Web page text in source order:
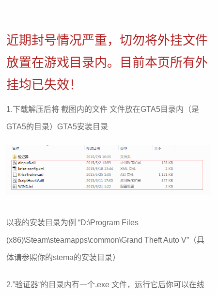
近期封号情况严重，切勿将外挂文件
放置在游戏目录内。目前本页所有外
挂均已失效！
1.下载解压后将 截图内的文件 文件放在GTA5目录内（是
GTA5的目录）GTA5安装目录
以我的安装目录为例 “D:\Program Files
(x86)\Steam\steamapps\common\Grand Theft Auto V”（具
体请参照你的stema的安装目录）
2.”验证器“的目录内有一个.exe 文件，运行它后你可以在线